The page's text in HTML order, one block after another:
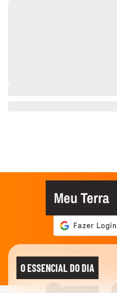
Meu Terra
O ESSENCIAL DO DIA